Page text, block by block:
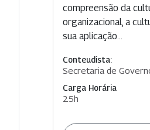
compreensão da
organizacional, a
sua aplicação...
Conteudista:
Secretaria de
Carga Horária
25h